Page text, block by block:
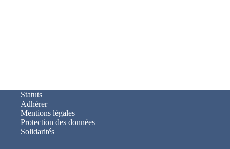
Statuts
Adhérer
Mentions légales
Protection des données
Solidarités